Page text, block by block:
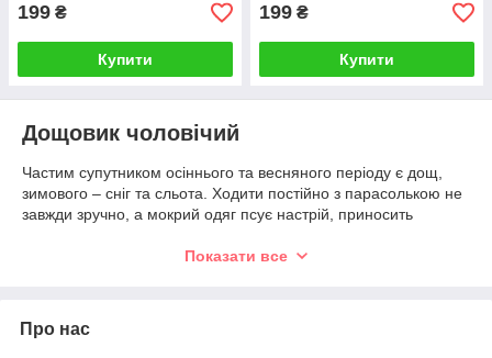
199 ₴
Купити
199 ₴
Купити
Дощовик чоловічий
Частим супутником осіннього та весняного періоду є дощ,
зимового – сніг та сльота. Ходити постійно з парасолькою не
завжди зручно, а мокрий одяг псує настрій, приносить
захиститися від неприємних опадів? Універсальним
залишаються вільними.
Показати все
Про нас